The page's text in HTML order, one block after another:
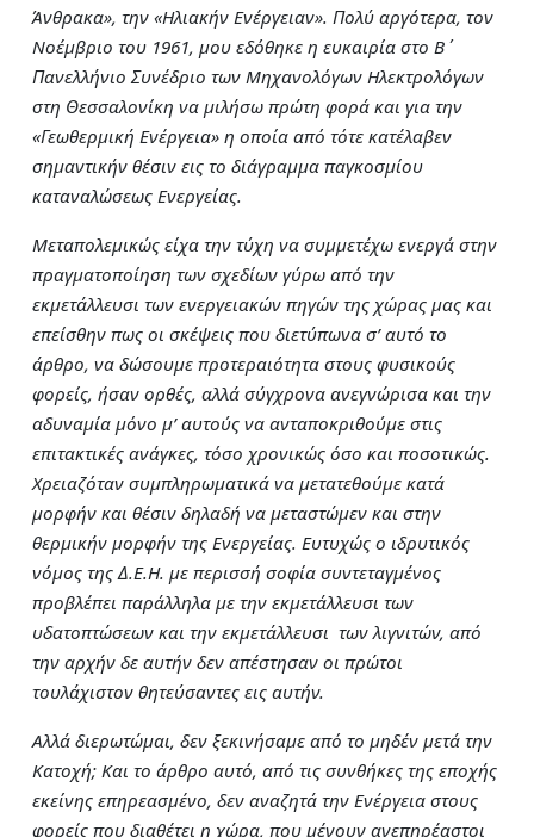
Άνθρακα», την «Ηλιακήν Ενέργειαν». Πολύ αργότερα, τον
Νοέμβριο του 1961, μου εδόθηκε η ευκαιρία στο Β΄
Πανελλήνιο Συνέδριο των Μηχανολόγων Ηλεκτρολόγων
στη Θεσσαλονίκη να μιλήσω πρώτη φορά και για την
«Γεωθερμική Ενέργεια» η οποία από τότε κατέλαβεν
σημαντικήν θέσιν εις το διάγραμμα παγκοσμίου
καταναλώσεως Ενεργείας.
Μεταπολεμικώς είχα την τύχη να συμμετέχω ενεργά στην
πραγματοποίηση των σχεδίων γύρω από την
εκμετάλλευσι των ενεργειακών πηγών της χώρας μας και
επείσθην πως οι σκέψεις που διετύπωνα σ’ αυτό το
άρθρο, να δώσουμε προτεραιότητα στους φυσικούς
φορείς, ήσαν ορθές, αλλά σύγχρονα ανεγνώρισα και την
αδυναμία μόνο μ’ αυτούς να ανταποκριθούμε στις
επιτακτικές ανάγκες, τόσο χρονικώς όσο και ποσοτικώς.
Χρειαζόταν συμπληρωματικά να μετατεθούμε κατά
μορφήν και θέσιν δηλαδή να μεταστώμεν και στην
θερμικήν μορφήν της Ενεργείας. Ευτυχώς ο ιδρυτικός
νόμος της Δ.Ε.Η. με περισσή σοφία συντεταγμένος
προβλέπει παράλληλα με την εκμετάλλευσι των
υδατοπτώσεων και την εκμετάλλευσι των λιγνιτών, από
την αρχήν δε αυτήν δεν απέστησαν οι πρώτοι
τουλάχιστον θητεύσαντες εις αυτήν.
Αλλά διερωτώμαι, δεν ξεκινήσαμε από το μηδέν μετά την
Κατοχή; Και το άρθρο αυτό, από τις συνθήκες της εποχής
εκείνης επηρεασμένο, δεν αναζητά την Ενέργεια στους
φορείς που διαθέτει η χώρα, που μένουν ανεπηρέαστοι